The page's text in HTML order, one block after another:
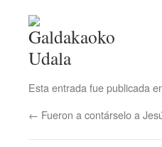
Esta entrada fue publicada
← Fueron a contárselo a